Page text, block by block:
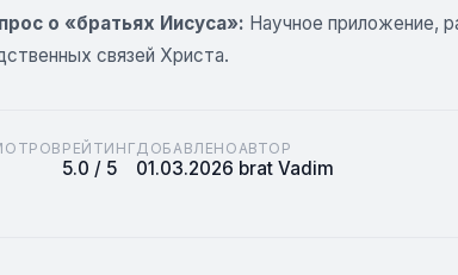
о «братьях Иисуса»: Научное приложение,
связей Христа.
РЕЙТИНГ
5.0 / 5
ДОБАВЛЕНО
01.03.2026
АВТОР
brat Vadim